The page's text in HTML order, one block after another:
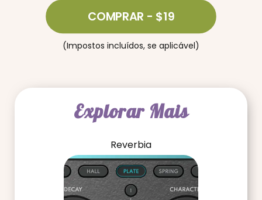
COMPRAR - $19
(Impostos incluídos, se aplicável)
Explorar Mais
Reverbia